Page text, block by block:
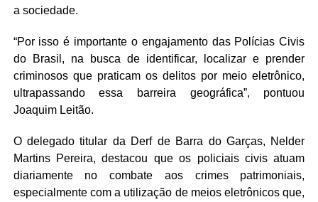
a sociedade.
“Por isso é importante o engajamento das Polícias Civis
do Brasil, na busca de identificar, localizar e prender
criminosos que praticam os delitos por meio eletrônico,
ultrapassando essa barreira geográfica”, pontuou
Joaquim Leitão.
O delegado titular da Derf de Barra do Garças, Nelder
Martins Pereira, destacou que os policiais civis atuam
diariamente no combate aos crimes patrimoniais,
especialmente com a utilização de meios eletrônicos que,